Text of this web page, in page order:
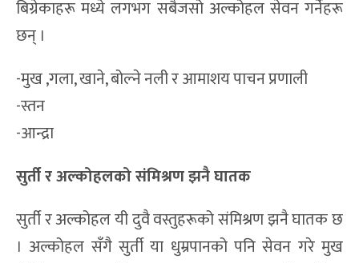
बिग्रेकाहरू मध्ये लगभग सबैजसो अल्कोहल सेवन गर्नेहरू
छन् ।
-मुख ,गला, खाने, बोल्ने नली र आमाशय पाचन प्रणाली
-स्तन
-आन्द्रा
सुर्ती र अल्कोहलको संमिश्रण झनै घातक
सुर्ती र अल्कोहल यी दुवै वस्तुहरूको संमिश्रण झनै घातक छ
। अल्कोहल सँगै सुर्ती या धुम्रपानको पनि सेवन गरे मुख